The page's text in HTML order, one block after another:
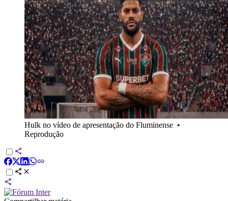
Hulk no vídeo de apresentação do Fluminense •
Reprodução